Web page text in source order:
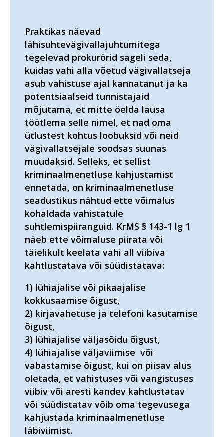
Praktikas näevad
lähisuhtevägivallajuhtumitega
tegelevad prokurörid sageli seda,
kuidas vahi alla võetud vägivallatseja
asub vahistuse ajal kannatanut ja ka
potentsiaalseid tunnistajaid
mõjutama, et mitte öelda lausa
töötlema selle nimel, et nad oma
ütlustest kohtus loobuksid või neid
vägivallatsejale soodsas suunas
muudaksid. Selleks, et sellist
kriminaalmenetluse kahjustamist
ennetada, on kriminaalmenetluse
seadustikus nähtud ette võimalus
kohaldada vahistatule
suhtlemispiiranguid. KrMS § 143-1 lg 1
näeb ette võimaluse piirata või
täielikult keelata vahi all viibiva
kahtlustatava või süüdistatava:
1) lühiajalise või pikaajalise
kokkusaamise õigust,
2) kirjavahetuse ja telefoni kasutamise
õigust,
3) lühiajalise väljasõidu õigust,
4) lühiajalise väljaviimise või
vabastamise õigust, kui on piisav alus
oletada, et vahistuses või vangistuses
viibiv või aresti kandev kahtlustatav
või süüdistatav võib oma tegevusega
kahjustada kriminaalmenetluse
läbiviimist.